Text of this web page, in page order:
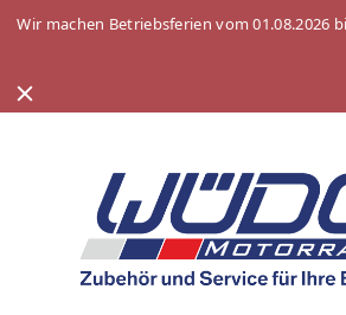
Wir machen Betriebsferien vom 01.08.2026